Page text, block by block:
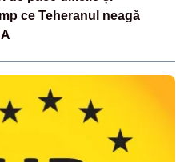
ce Teheranul neagă